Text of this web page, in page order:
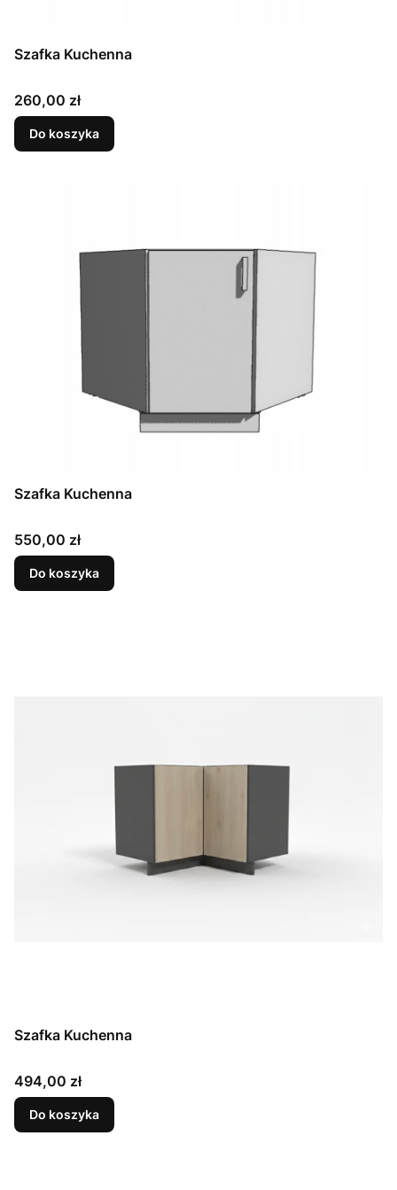
Szafka Kuchenna
Cena
260,00 zł
Do koszyka
Szafka Kuchenna
Cena
550,00 zł
Do koszyka
Szafka Kuchenna
Cena
494,00 zł
Do koszyka